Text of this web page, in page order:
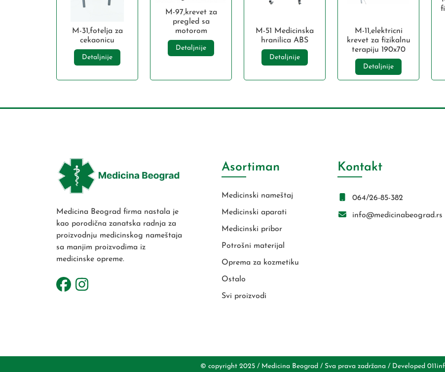
M-31,fotelja za
cekaonicu
Detaljnije
M-97,krevet za
pregled sa
motorom
Detaljnije
M-51 Medicinska
hranilica ABS
Detaljnije
M-11,elektricni
krevet za fizikalnu
terapiju 190x70
Detaljnije
Medicina Beograd firma nastala je
kao porodična zanatska radnja za
proizvodnju medicinskog nameštaja
sa manjim proizvodima iz
medicinske opreme.
Asortiman
Medicinski nameštaj
Medicinski aparati
Medicinski pribor
Potrošni materijal
Oprema za kozmetiku
Ostalo
Svi proizvodi
Kontakt
064/26-85-382
info@medicinabeograd.rs
© copyright 2025 / Medicina Beograd / Sva prava zadržana / Developed